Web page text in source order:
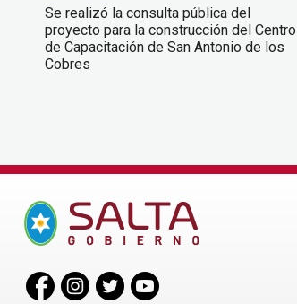
Se realizó la consulta pública del
proyecto para la construcción del Centro
de Capacitación de San Antonio de los
Cobres